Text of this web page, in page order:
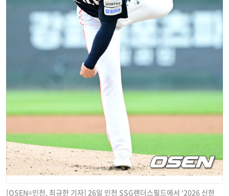
[OSEN=인천, 최규한 기자] 26일 인천 SSG랜더스필드에서 ‘2026 신한